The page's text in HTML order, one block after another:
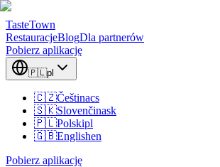
TasteTown
RestauracjeBlogDla partnerów
Pobierz aplikację
🇵🇱pl
🇨🇿Češtinacs
🇸🇰Slovenčinask
🇵🇱Polskipl
🇬🇧Englishen
Pobierz aplikację